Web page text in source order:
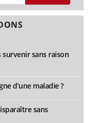
survenir sans raison
d’une maladie ?
sans